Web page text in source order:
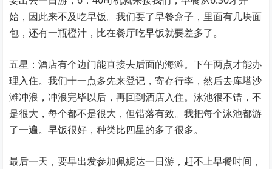
始，因此来不及吃早饭。我们要了早餐盒子，里面有几块面
包，还有一瓶橙汁，比在餐厅吃早饭就要差多了。
五星：酒店有个边门能直接去后面的海滩。下午两点才能办
理入住。我们十一点多先来登记，寄存行李，然后去库塔沙
滩冲浪，冲浪完毕以后，再回到酒店入住。泳池很不错，不
是很大，每个都不是很大，但错落有致。我把每个泳池都游
了一遍。早饭很好，种类比四星的多了很多。
最后一天，要早出发参加佩妮达一日游，赶不上早餐时间，